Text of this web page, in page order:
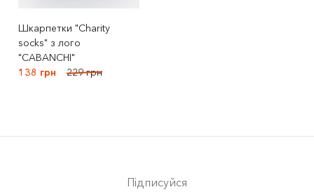
Шкарпетки "Charity
socks" з лого
"CABANCHI"
138 грн
229 грн
Підписуйся